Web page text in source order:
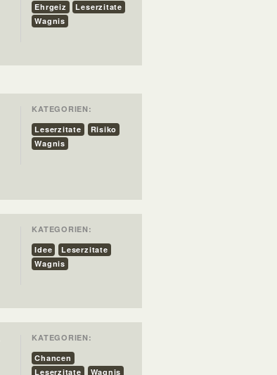
Ehrgeiz
Leserzitate
Wagnis
KATEGORIEN:
Leserzitate
Risiko
Wagnis
KATEGORIEN:
Idee
Leserzitate
Wagnis
KATEGORIEN:
Chancen
Leserzitate
Wagnis